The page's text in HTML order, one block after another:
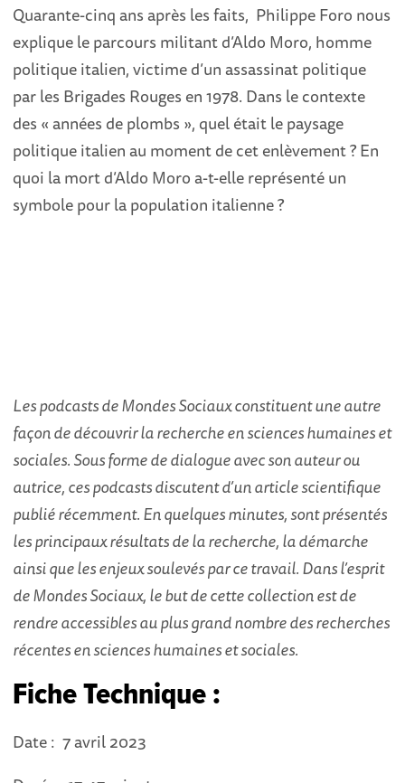
Quarante-cinq ans après les faits, Philippe Foro nous
explique le parcours militant d’Aldo Moro, homme
politique italien, victime d’un assassinat politique
par les Brigades Rouges en 1978. Dans le contexte
des « années de plombs », quel était le paysage
politique italien au moment de cet enlèvement ? En
quoi la mort d’Aldo Moro a-t-elle représenté un
symbole pour la population italienne ?
Les podcasts de Mondes Sociaux constituent une autre
façon de découvrir la recherche en sciences humaines et
sociales. Sous forme de dialogue avec son auteur ou
autrice, ces podcasts discutent d’un article scientifique
publié récemment. En quelques minutes, sont présentés
les principaux résultats de la recherche, la démarche
ainsi que les enjeux soulevés par ce travail. Dans l’esprit
de Mondes Sociaux, le but de cette collection est de
rendre accessibles au plus grand nombre des recherches
récentes en sciences humaines et sociales.
Fiche Technique :
Date : 7 avril 2023